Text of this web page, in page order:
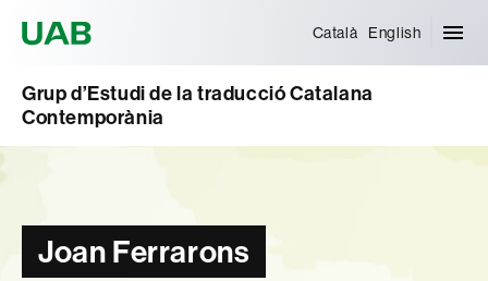
Català English
Grup d’Estudi de la traducció Catalana
Contemporània
Joan Ferrarons